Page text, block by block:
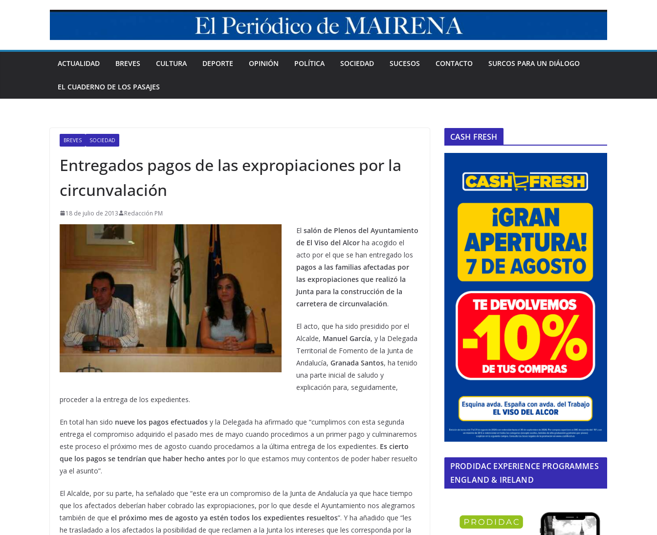
ACTUALIDAD BREVES CULTURA DEPORTE OPINIÓN POLÍTICA SOCIEDAD SUCESOS CONTACTO SURCOS PARA UN DIÁLOGO
EL CUADERNO DE LOS PASAJES
BREVES SOCIEDAD
Entregados pagos de las expropiaciones por la
circunvalación
18 de julio de 2013 Redacción PM
El salón de Plenos del Ayuntamiento
de El Viso del Alcor ha acogido el
acto por el que se han entregado los
pagos a las familias afectadas por
las expropiaciones que realizó la
Junta para la construcción de la
carretera de circunvalación.
El acto, que ha sido presidido por el
Alcalde, Manuel García, y la Delegada
Territorial de Fomento de la Junta de
Andalucía, Granada Santos, ha tenido
una parte inicial de saludo y
explicación para, seguidamente,
proceder a la entrega de los expedientes.
En total han sido nueve los pagos efectuados y la Delegada ha afirmado que “cumplimos con esta segunda
entrega el compromiso adquirido el pasado mes de mayo cuando procedimos a un primer pago y culminaremos
este proceso el próximo mes de agosto cuando procedamos a la última entrega de los expedientes. Es cierto
que los pagos se tendrían que haber hecho antes por lo que estamos muy contentos de poder haber resuelto
ya el asunto”.
El Alcalde, por su parte, ha señalado que “este era un compromiso de la Junta de Andalucía ya que hace tiempo
que los afectados deberían haber cobrado las expropiaciones, por lo que desde el Ayuntamiento nos alegramos
también de que el próximo mes de agosto ya estén todos los expedientes resueltos”. Y ha añadido que “les
he trasladado a los afectados la posibilidad de que reclamen a la Junta los intereses que les corresponda por la
CASH FRESH
PRODIDAC EXPERIENCE PROGRAMMES
ENGLAND & IRELAND